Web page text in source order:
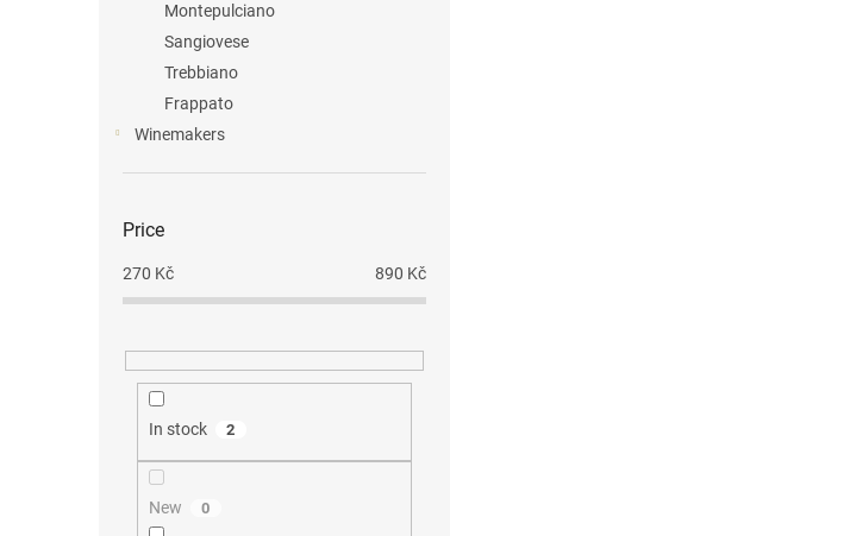
Montepulciano
Sangiovese
Trebbiano
Frappato
Winemakers
Price
270 Kč 890 Kč
In stock 2
New 0